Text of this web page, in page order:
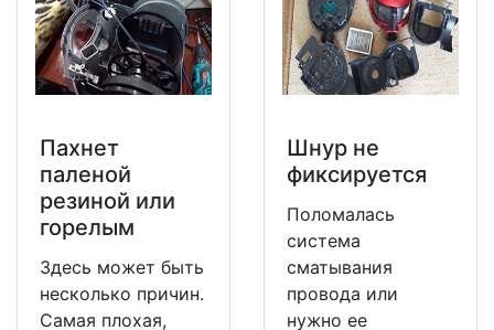
Пахнет
паленой
резиной или
горелым
Здесь может быть
несколько причин.
Самая плохая,
Шнур не
фиксируется
Поломалась
система
сматывания
провода или
нужно ее